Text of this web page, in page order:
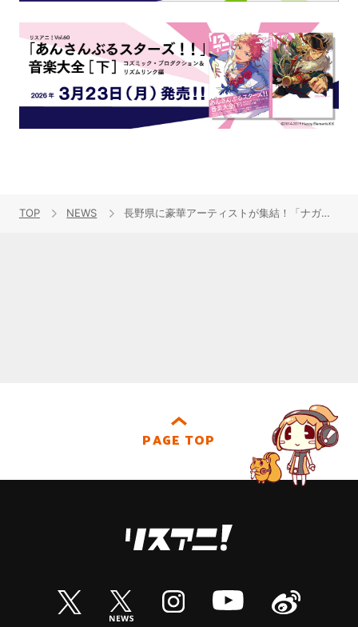
TOP NEWS 長野県に豪華アーティストが集結！「ナガノアニエラフェスタ2026」9月19日(土)・20日(日)の2日間、長野県佐久市・駒場公園で開催！第二弾出演アーティストを発表！
PAGE TOP